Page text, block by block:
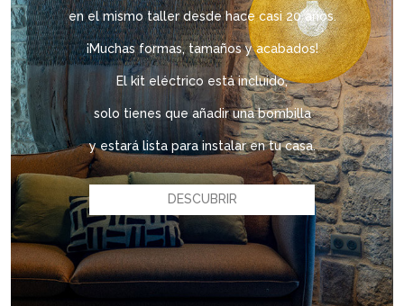
en el mismo taller desde hace casi 20 años.
¡Muchas formas, tamaños y acabados!
El kit eléctrico está incluido,
solo tienes que añadir una bombilla
y estará lista para instalar en tu casa.
DESCUBRIR